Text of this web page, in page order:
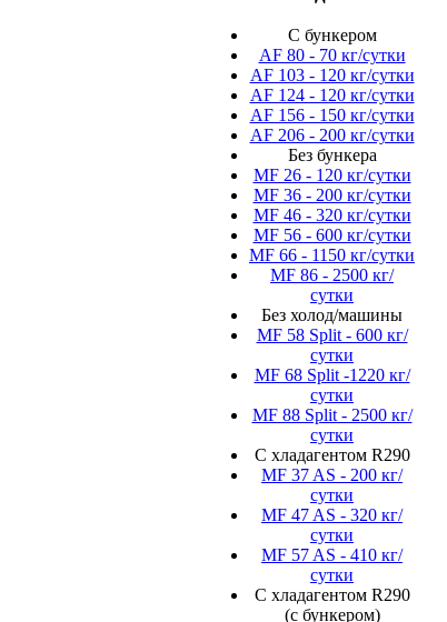
C бункером
AF 80 - 70 кг/сутки
AF 103 - 120 кг/сутки
AF 124 - 120 кг/сутки
AF 156 - 150 кг/сутки
AF 206 - 200 кг/сутки
Без бункера
MF 26 - 120 кг/сутки
MF 36 - 200 кг/сутки
MF 46 - 320 кг/сутки
MF 56 - 600 кг/сутки
MF 66 - 1150 кг/сутки
MF 86 - 2500 кг/
сутки
Без холод/машины
MF 58 Split - 600 кг/
сутки
MF 68 Split -1220 кг/
сутки
MF 88 Split - 2500 кг/
сутки
С хладагентом R290
MF 37 AS - 200 кг/
сутки
MF 47 AS - 320 кг/
сутки
MF 57 AS - 410 кг/
сутки
С хладагентом R290
(с бункером)